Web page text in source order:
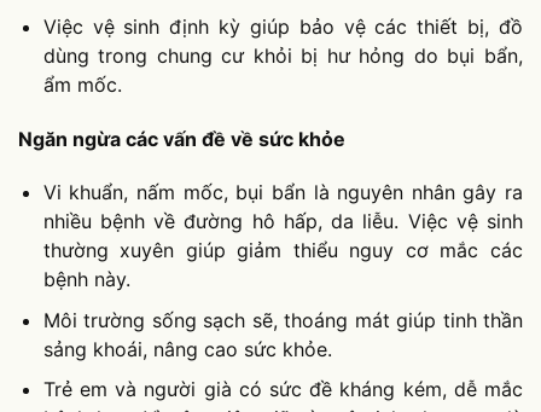
Việc vệ sinh định kỳ giúp bảo vệ các thiết bị, đồ
dùng trong chung cư khỏi bị hư hỏng do bụi bẩn,
ẩm mốc.
Ngăn ngừa các vấn đề về sức khỏe
Vi khuẩn, nấm mốc, bụi bẩn là nguyên nhân gây ra
nhiều bệnh về đường hô hấp, da liễu. Việc vệ sinh
thường xuyên giúp giảm thiểu nguy cơ mắc các
bệnh này.
Môi trường sống sạch sẽ, thoáng mát giúp tinh thần
sảng khoái, nâng cao sức khỏe.
Trẻ em và người già có sức đề kháng kém, dễ mắc